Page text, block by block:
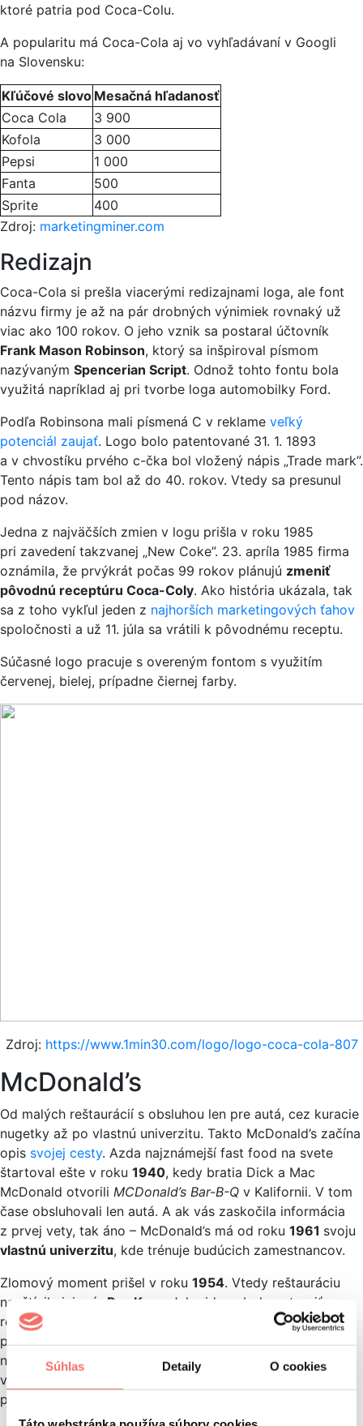
Súhlas Detaily O cookies
ktoré patria pod Coca-Colu.
A popularitu má Coca-Cola aj vo vyhľadávaní v Googli
na Slovensku:
Kľúčové slovo Mesačná hľadanosť
Coca Cola
3 900
Kofola
3 000
Pepsi
1 000
Fanta
500
Sprite
400
Zdroj: marketingminer.com
Redizajn
Coca-Cola si prešla viacerými redizajnami loga, ale font
názvu firmy je až na pár drobných výnimiek rovnaký už
viac ako 100 rokov. O jeho vznik sa postaral účtovník
Frank Mason Robinson, ktorý sa inšpiroval písmom
nazývaným Spencerian Script. Odnož tohto fontu bola
využitá napríklad aj pri tvorbe loga automobilky Ford.
Podľa Robinsona mali písmená C v reklame veľký
potenciál zaujať. Logo bolo patentované 31. 1. 1893
a v chvostíku prvého c-čka bol vložený nápis „Trade mark”.
Tento nápis tam bol až do 40. rokov. Vtedy sa presunul
pod názov.
Jedna z najväčších zmien v logu prišla v roku 1985
pri zavedení takzvanej „New Coke”. 23. apríla 1985 firma
oznámila, že prvýkrát počas 99 rokov plánujú zmeniť
pôvodnú receptúru Coca-Coly. Ako história ukázala, tak
sa z toho vykľul jeden z najhorších marketingových ťahov
spoločnosti a už 11. júla sa vrátili k pôvodnému receptu.
Súčasné logo pracuje s overeným fontom s využitím
červenej, bielej, prípadne čiernej farby.
Zdroj: https://www.1min30.com/logo/logo-coca-cola-807
McDonald’s
Od malých reštaurácií s obsluhou len pre autá, cez kuracie
nugetky až po vlastnú univerzitu. Takto McDonald’s začína
opis svojej cesty. Azda najznámejší fast food na svete
štartoval ešte v roku 1940, kedy bratia Dick a Mac
McDonald otvorili MCDonald’s Bar-B-Q v Kalifornii. V tom
čase obsluhovali len autá. A ak vás zaskočila informácia
z prvej vety, tak áno – McDonald’s má od roku 1961 svoju
vlastnú univerzitu, kde trénuje budúcich zamestnancov.
Zlomový moment prišel v roku 1954. Vtedy reštauráciu
navštívil vizionár Ray Kroc
. Jeho ideou bolo vytvoriť
reťazec, ktorý by ponúkal jedlo v konštantnej kvalite
pripravované rovnakým spôsobom. V preklade,
nech prídete do akejkoľvek prevádzky, tak by ste mali
vždy dostať rovnako chutné jedlo vďaka totožnej
procedúre.